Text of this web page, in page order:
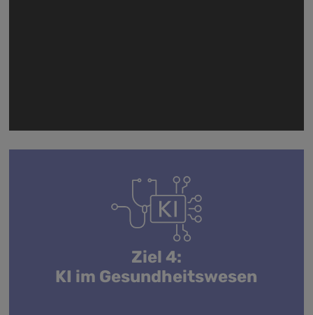
Ziel 4:
KI im Gesundheitswesen